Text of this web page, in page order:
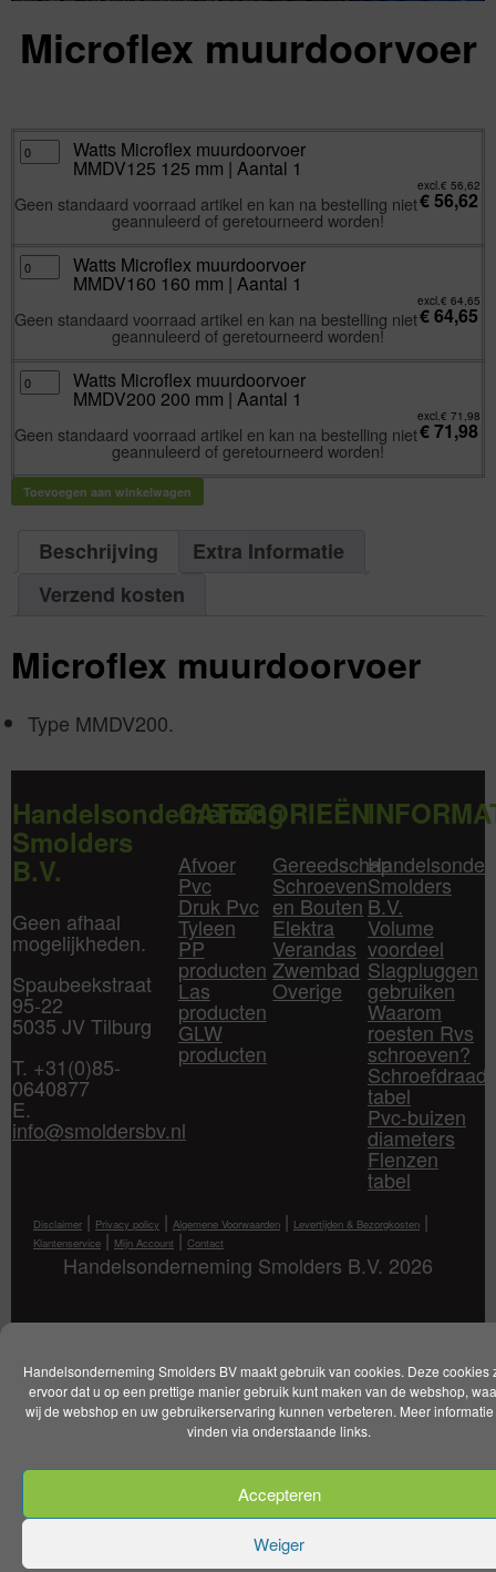
Handelsonderneming Smolders BV maakt gebruik van cookies. Deze cookies
ervoor dat u op een prettige manier gebruik kunt maken van de webshop,
wij de webshop en uw gebruikerservaring kunnen verbeteren. Meer
vinden via onderstaande links.
Accepteren
Weiger
Microflex muurdoorvoer
Watts
Microflex
muurdoorvoer
mm
aantal
Watts Microflex muurdoorvoer
MMDV125 125 mm | Aantal 1
excl.€ 56,62
€56,62
Geen standaard voorraad artikel en kan na bestelling niet
geannuleerd of geretourneerd worden!
Watts
Microflex
muurdoorvoer
mm
aantal
Watts Microflex muurdoorvoer
MMDV160 160 mm | Aantal 1
excl.€ 64,65
€64,65
Geen standaard voorraad artikel en kan na bestelling niet
geannuleerd of geretourneerd worden!
Watts
Microflex
muurdoorvoer
mm
aantal
Watts Microflex muurdoorvoer
MMDV200 200 mm | Aantal 1
excl.€ 71,98
€71,98
Geen standaard voorraad artikel en kan na bestelling niet
geannuleerd of geretourneerd worden!
Toevoegen aan winkelwagen
Beschrijving
Extra Informatie
Verzend kosten
Microflex muurdoorvoer
Type MMDV200.
Handelsonderneming
Smolders
B.V.
Geen afhaal
mogelijkheden.
Spaubeekstraat
95-22
5035 JV Tilburg
T. +31(0)85-
0640877
E.
info@smoldersbv.nl
CATEGORIEËN
Afvoer
Pvc
Druk Pvc
Tyleen
PP
producten
Las
producten
GLW
producten
Gereedschap
Schroeven
en Bouten
Elektra
Verandas
Zwembad
Overige
Smolders
B.V.
Volume
voordeel
Slagpluggen
gebruiken
Waarom
roesten Rvs
schroeven?
Schroefdraad
tabel
Pvc-buizen
diameters
Flenzen
tabel
Disclaimer | Privacy policy | Algemene Voorwaarden | Levertijden & Bezorgkosten |
Klantenservice | Mijn Account | Contact
Handelsonderneming Smolders B.V. 2026